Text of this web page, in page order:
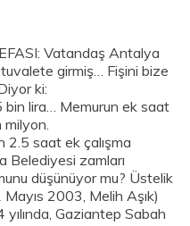
Vatandaş Antalya
girmiş… Fişini bize
ki:
bin lira… Memurun ek saat
2.5 saat ek çalışma
Belediyesi zamları
düşünüyor mu? Üstelik
2003, Melih Aşık)
yılında, Gaziantep Sabah